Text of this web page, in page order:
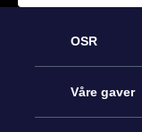
OSR
Kundeservice
Våre gaver